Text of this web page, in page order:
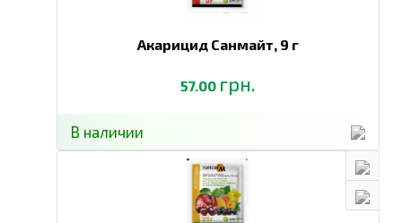
Акарицид Санмайт, 9 г
57.00 грн.
В наличии